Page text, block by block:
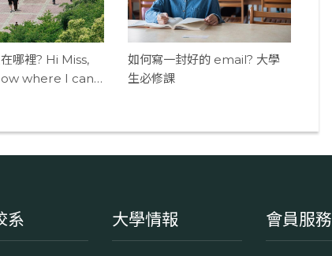
哪裡? Hi Miss,
where I can
如何寫一封好的 email? 大學
生必修課
系 大學情報 會員服務